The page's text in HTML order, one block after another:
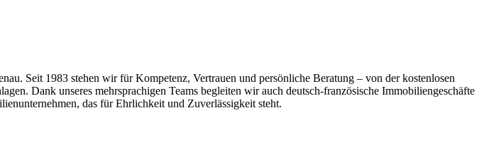
Seit 1983 stehen wir für Kompetenz, Vertrauen und persönliche Beratung – von der kostenlosen
Dank unseres mehrsprachigen Teams begleiten wir auch deutsch-französische Immobiliengeschäfte
das für Ehrlichkeit und Zuverlässigkeit steht.